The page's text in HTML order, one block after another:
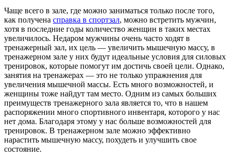
Чаще всего в зале, где можно заниматься только после того,
как получена справка в спортзал, можно встретить мужчин,
хотя в последние годы количество женщин в таких местах
увеличилось. Недаром мужчины очень часто ходят в
тренажерный зал, их цель — увеличить мышечную массу, в
тренажерном зале у них будут идеальные условия для силовых
тренировок, которые помогут им достичь своей цели. Однако,
занятия на тренажерах — это не только упражнения для
увеличения мышечной массы. Есть много возможностей, и
женщины тоже найдут там место. Одним из самых больших
преимуществ тренажерного зала является то, что в нашем
распоряжении много спортивного инвентаря, которого у нас
нет дома. Благодаря этому у нас больше возможностей для
тренировок. В тренажерном зале можно эффективно
нарастить мышечную массу, похудеть и улучшить свое
состояние.